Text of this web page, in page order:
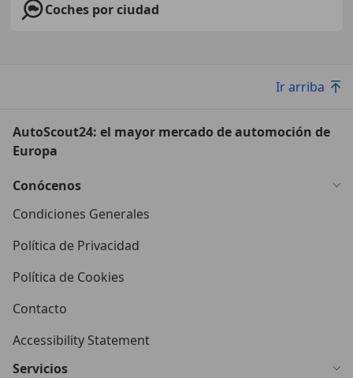
Coches por ciudad
Ir arriba
AutoScout24: el mayor mercado de automoción de
Europa
Conócenos
Condiciones Generales
Política de Privacidad
Política de Cookies
Contacto
Accessibility Statement
Servicios